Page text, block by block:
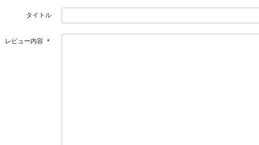
タイトル
レビュー内容 ＊